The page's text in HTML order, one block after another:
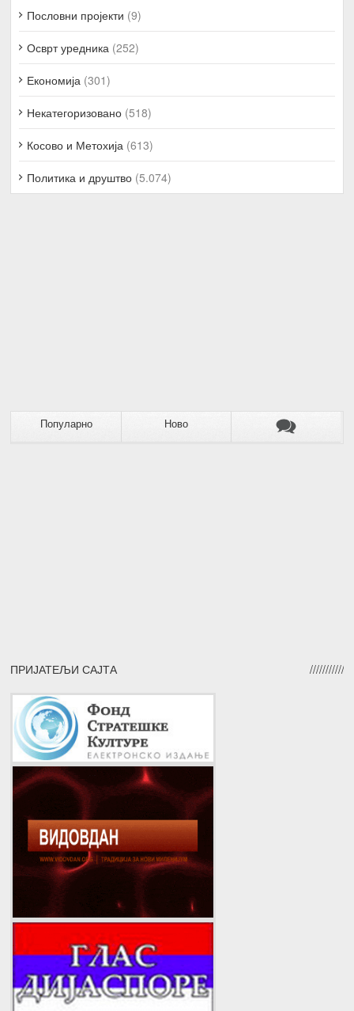
Пословни пројекти (9)
Осврт уредника (252)
Економија (301)
Некатегоризовано (518)
Косово и Метохија (613)
Политика и друштво (5.074)
Популарно Ново
ПРИЈАТЕЉИ САЈТА